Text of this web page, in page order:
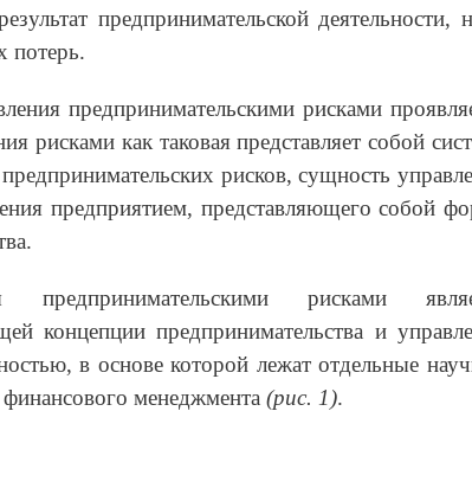
предпринимательской деятельности,
потерь.
предпринимательскими рисками
рисками как таковая представляет собой
рисков, сущность
предприятием, представляющего собой
предпринимательскими рисками
концепции предпринимательства и
в основе которой лежат отдельные
менеджмента (рис. 1).